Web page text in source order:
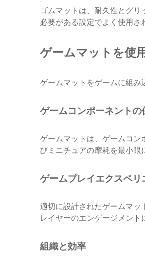
ゴムマットは、耐久性とグ
必要がある設定でよく使用さ
ゲームマットを使
ゲームマットをゲームに組み
ゲームコンポーネントの
ゲームマットは、ゲームコ
びミニチュアの摩耗を最小限
ゲームプレイエクスペ
適切に設計されたゲームマ
レイヤーのエンゲージメン
組織と効率